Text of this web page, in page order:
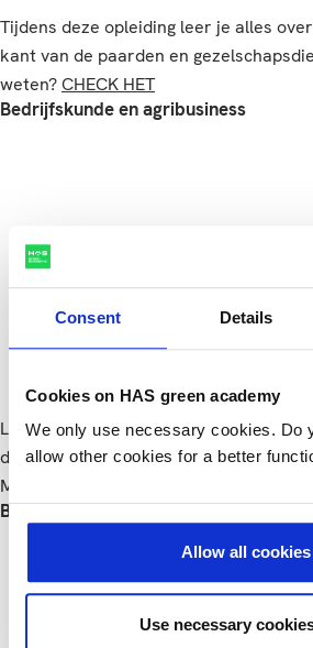
Consent Details
Cookies on HAS green academy
We only use necessary cookies. Do
allow other cookies for a better
Allow all cookies
Use necessary
Tijdens deze opleiding leer je alles
kant van de paarden en
weten?CHECK HET
Bedrijfskunde en agribusiness
Ligt jouw hart in de agrarische sector?
de bedrijfskundige kant van agrarische
Meer weten?
Bedrijfskunde en foodbusiness